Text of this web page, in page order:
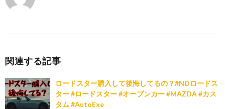
関連する記事
ロードスター購入して後悔してるの？#NDロードス
ター #ロードスター #オープンカー #MAZDA #カス
タム #AutoExe